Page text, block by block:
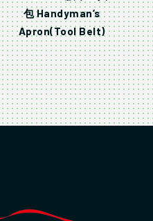
包 Handyman’s
Apron(Tool Belt)